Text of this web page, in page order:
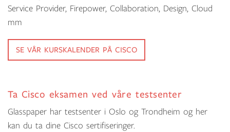
Service Provider, Firepower, Collaboration, Design, Cloud
mm
SE VÅR KURSKALENDER PÅ CISCO
Ta Cisco eksamen ved våre testsenter
Glasspaper har testsenter i Oslo og Trondheim og her
kan du ta dine Cisco sertifiseringer.